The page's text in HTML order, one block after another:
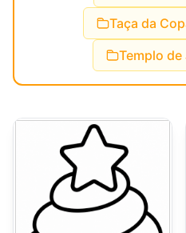
Taça da
Templo